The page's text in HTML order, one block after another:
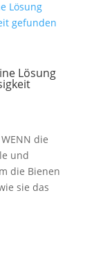
Lösung
die
und
die Bienen
sie das